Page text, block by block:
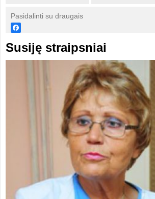
Pasidalinti su draugais
Susiję straipsniai